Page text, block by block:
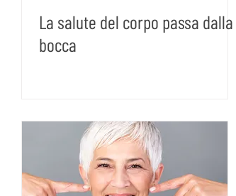
La salute del corpo passa dalla
bocca